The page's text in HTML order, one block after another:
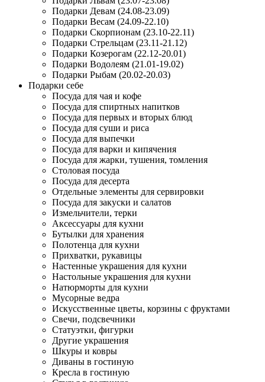
Подарки Девам (24.08-23.09)
Подарки Весам (24.09-22.10)
Подарки Скорпионам (23.10-22.11)
Подарки Стрельцам (23.11-21.12)
Подарки Козерогам (22.12-20.01)
Подарки Водолеям (21.01-19.02)
Подарки Рыбам (20.02-20.03)
Подарки себе
Посуда для чая и кофе
Посуда для спиртных напитков
Посуда для первых и вторых блюд
Посуда для суши и риса
Посуда для выпечки
Посуда для варки и кипячения
Посуда для жарки, тушения, томления
Столовая посуда
Посуда для десерта
Отдельные элементы для сервировки
Посуда для закуски и салатов
Измельчители, терки
Аксессуары для кухни
Бутылки для хранения
Полотенца для кухни
Прихватки, рукавицы
Настенные украшения для кухни
Настольные украшения для кухни
Натюрморты для кухни
Мусорные ведра
Искусственные цветы, корзины с фруктами
Свечи, подсвечники
Статуэтки, фигурки
Другие украшения
Шкуры и ковры
Диваны в гостиную
Кресла в гостиную